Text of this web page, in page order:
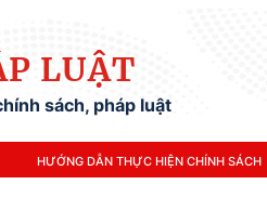
LUẬT
sách, pháp luật
HƯỚNG DẪN THỰC HIỆN CHÍNH SÁCH